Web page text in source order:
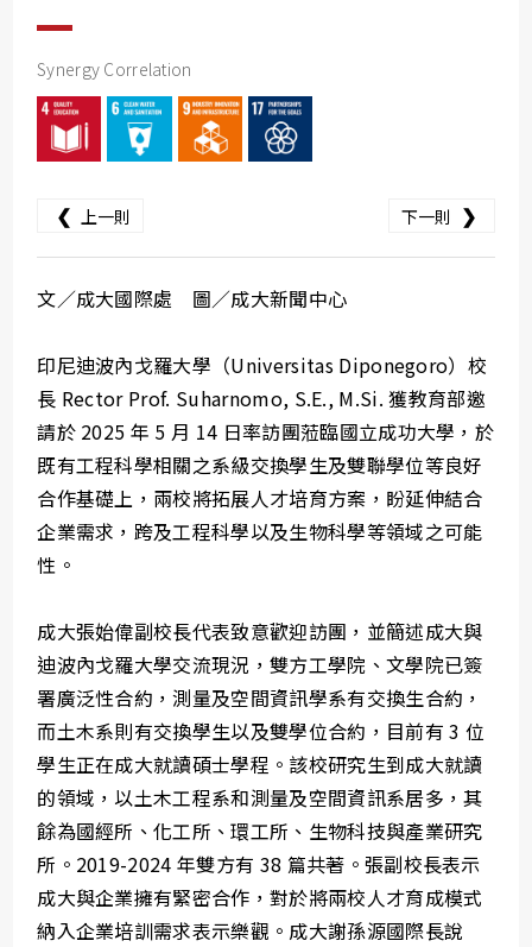
SDG15
SDG16
Synergy Correlation
❮ 上一則 下一則 ❯
文／成大國際處 圖／成大新聞中心
印尼迪波內戈羅大學（Universitas Diponegoro）校
長 Rector Prof. Suharnomo, S.E., M.Si. 獲教育部邀
請於 2025 年 5 月 14 日率訪團蒞臨國立成功大學，於
既有工程科學相關之系級交換學生及雙聯學位等良好
合作基礎上，兩校將拓展人才培育方案，盼延伸結合
企業需求，跨及工程科學以及生物科學等領域之可能
性。
成大張始偉副校長代表致意歡迎訪團，並簡述成大與
迪波內戈羅大學交流現況，雙方工學院、文學院已簽
署廣泛性合約，測量及空間資訊學系有交換生合約，
而土木系則有交換學生以及雙學位合約，目前有 3 位
學生正在成大就讀碩士學程。該校研究生到成大就讀
的領域，以土木工程系和測量及空間資訊系居多，其
餘為國經所、化工所、環工所、生物科技與產業研究
所。2019-2024 年雙方有 38 篇共著。張副校長表示
成大與企業擁有緊密合作，對於將兩校人才育成模式
納入企業培訓需求表示樂觀。成大謝孫源國際長說